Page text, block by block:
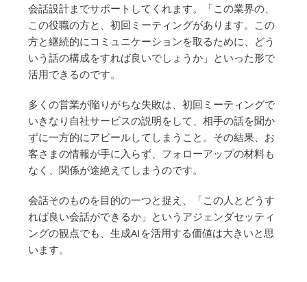
会話設計までサポートしてくれます。「この業界の、
この役職の方と、初回ミーティングがあります。この
方と継続的にコミュニケーションを取るために、どう
いう話の構成をすれば良いでしょうか」といった形で
活用できるのです。
多くの営業が陥りがちな失敗は、初回ミーティングで
いきなり自社サービスの説明をして、相手の話を聞か
ずに一方的にアピールしてしまうこと。その結果、お
客さまの情報が手に入らず、フォローアップの材料も
なく、関係が途絶えてしまうのです。
会話そのものを目的の一つと捉え、「この人とどうす
れば良い会話ができるか」というアジェンダセッティ
ングの観点でも、生成AIを活用する価値は大きいと思
います。